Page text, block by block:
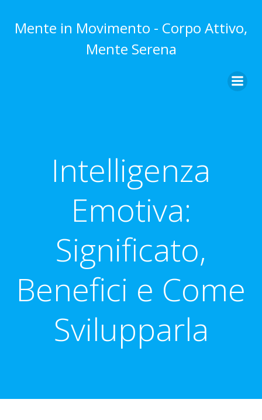
contenuto
Mente in Movimento - Corpo Attivo,
Mente Serena
Intelligenza
Emotiva:
Significato,
Benefici e Come
Svilupparla